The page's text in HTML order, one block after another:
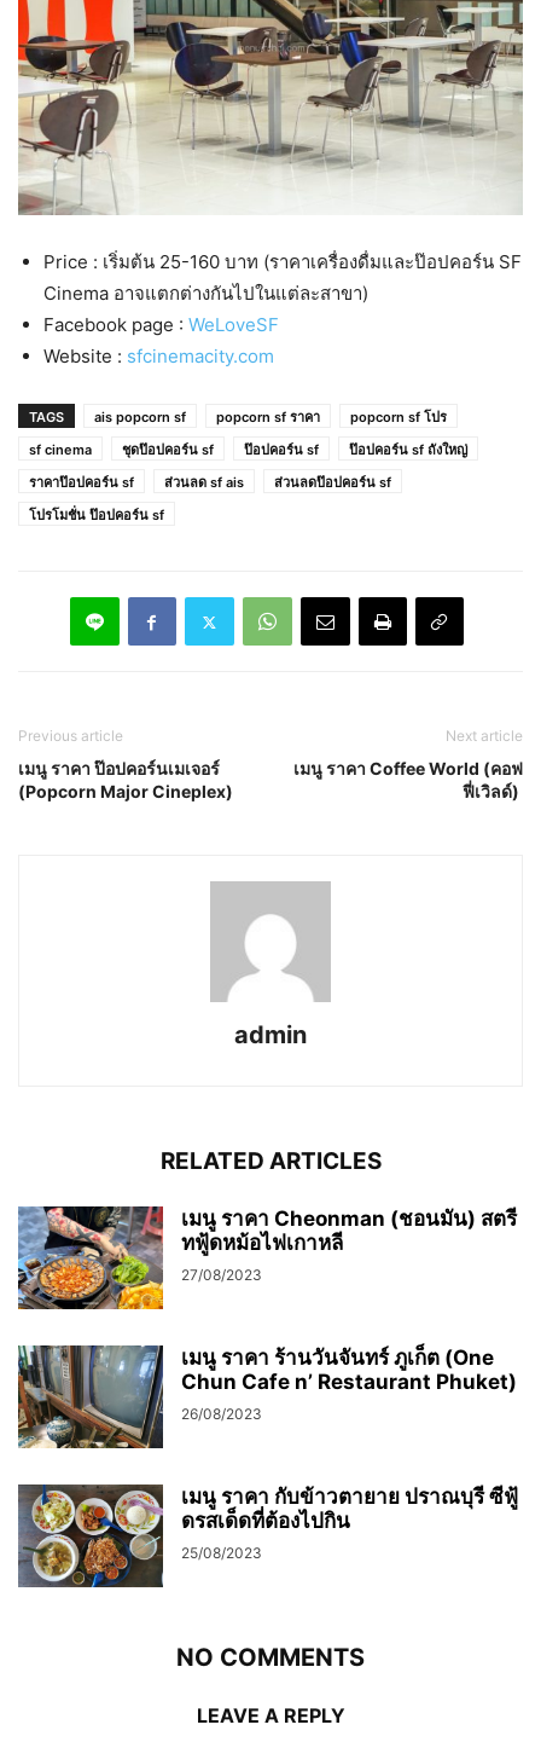
Price : เริ่มต้น 25-160 บาท (ราคาเครื่องดื่มและป๊อปคอร์น SF
Cinema อาจแตกต่างกันไปในแต่ละสาขา)
Facebook page : WeLoveSF
Website : sfcinemacity.com
TAGS ais popcorn sf popcorn sf ราคา
popcorn sf โปร
sf cinema
ชุดป๊อปคอร์น sf ป๊อปคอร์น sf
ป๊อปคอร์น sf ถังใหญ่
ราคาป๊อปคอร์น sf
ส่วนลด sf ais
ส่วนลดป๊อปคอร์น sf
โปรโมชั่น ป๊อปคอร์น sf
Previous article
เมนู ราคา ป๊อปคอร์นเมเจอร์
(Popcorn Major Cineplex)
Next article
เมนู ราคา Coffee World (คอฟ
ฟี่เวิลด์)
admin
RELATED ARTICLES
เมนู ราคา Cheonman (ชอนมัน) สตรี
ทฟู้ดหม้อไฟเกาหลี
27/08/2023
เมนู ราคา ร้านวันจันทร์ ภูเก็ต (One
Chun Cafe n’ Restaurant Phuket)
26/08/2023
เมนู ราคา กับข้าวตายาย ปราณบุรี ซีฟู้
ดรสเด็ดที่ต้องไปกิน
25/08/2023
NO COMMENTS
LEAVE A REPLY